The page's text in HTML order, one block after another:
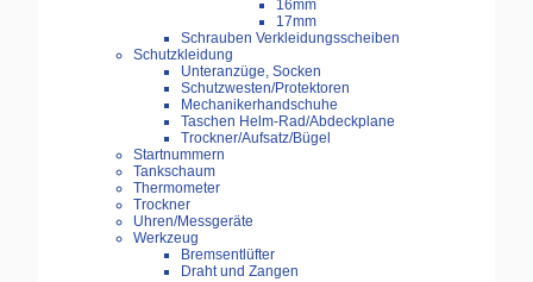
16mm
17mm
Schrauben Verkleidungsscheiben
Schutzkleidung
Unteranzüge, Socken
Schutzwesten/Protektoren
Mechanikerhandschuhe
Taschen Helm-Rad/Abdeckplane
Trockner/Aufsatz/Bügel
Startnummern
Tankschaum
Thermometer
Trockner
Uhren/Messgeräte
Werkzeug
Bremsentlüfter
Draht und Zangen